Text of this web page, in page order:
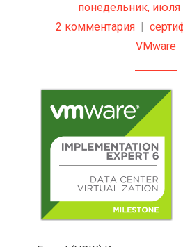
понедельник, июля
2 комментария |
VMware